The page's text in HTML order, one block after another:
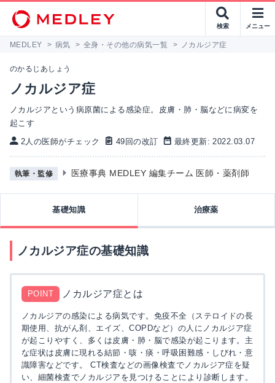
検索 メニュー
MEDLEY > 病気 > 全身・その他の病気一覧 > ノカルジア症
のかるじあしょう
ノカルジア症
ノカルジアという病原菌による感染症。皮膚・肺・脳などに病変を
起こす
2人の医師がチェック
49回の改訂 最終更新: 2022.03.07
執筆・監修 医療事典 MEDLEY 編集チーム 医師・薬剤師
基礎知識 治療薬
ノカルジア症の基礎知識
POINT ノカルジア症とは
ノカルジアの感染による病気です。免疫不全（ステロイドの長
期使用、抗がん剤、エイズ、COPDなど）の人にノカルジア症
が起こりやすく、多くは皮膚・肺・脳で感染が起こります。主
な症状は皮膚に現れる結節・咳・痰・呼吸困難感・しびれ・意
識障害などです。 CT検査などの画像検査でノカルジア症を疑
い、細菌検査でノカルジアを見つけることにより診断します。